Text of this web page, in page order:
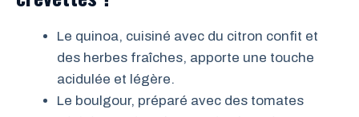
Le quinoa, cuisiné avec du citron confit et
des herbes fraîches, apporte une touche
acidulée et légère.
Le boulgour, préparé avec des tomates